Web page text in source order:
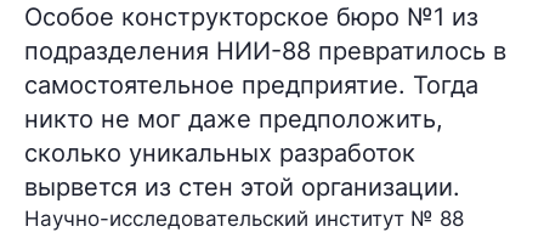
Особое конструкторское бюро №1 из
подразделения НИИ-88 превратилось в
самостоятельное предприятие. Тогда
никто не мог даже предположить,
сколько уникальных разработок
вырвется из стен этой организации.
Научно-исследовательский институт № 88